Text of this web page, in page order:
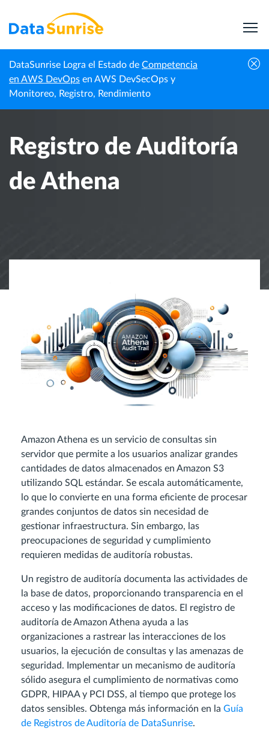
DataSunrise Logra el Estado de Competencia
en AWS DevOps en AWS DevSecOps y
Monitoreo, Registro, Rendimiento
Inicio Centro de Conocimiento Registro de Auditoría de Athena
Registro de Auditoría
de Athena
Amazon Athena es un servicio de consultas sin
servidor que permite a los usuarios analizar grandes
cantidades de datos almacenados en Amazon S3
utilizando SQL estándar. Se escala automáticamente,
lo que lo convierte en una forma eficiente de procesar
grandes conjuntos de datos sin necesidad de
gestionar infraestructura. Sin embargo, las
preocupaciones de seguridad y cumplimiento
requieren medidas de auditoría robustas.
Un registro de auditoría documenta las actividades de
la base de datos, proporcionando transparencia en el
acceso y las modificaciones de datos. El registro de
auditoría de Amazon Athena ayuda a las
organizaciones a rastrear las interacciones de los
usuarios, la ejecución de consultas y las amenazas de
seguridad. Implementar un mecanismo de auditoría
sólido asegura el cumplimiento de normativas como
GDPR, HIPAA y PCI DSS, al tiempo que protege los
datos sensibles. Obtenga más información en la Guía
de Registros de Auditoría de DataSunrise.